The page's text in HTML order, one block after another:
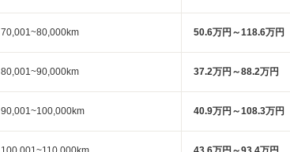
70,001~80,000km 50.6万円～118.6万円
80,001~90,000km 37.2万円～88.2万円
90,001~100,000km 40.9万円～108.3万円